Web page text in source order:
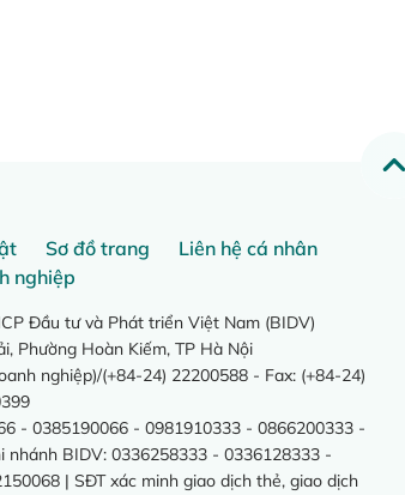
Sơ đồ trang
Liên hệ cá nhân
nghiệp
Đầu tư và Phát triển Việt Nam (BIDV)
Phường Hoàn Kiếm, TP Hà Nội
nghiệp)/(+84-24) 22200588 - Fax: (+84-24)
- 0385190066 - 0981910333 - 0866200333 -
BIDV: 0336258333 - 0336128333 -
| SĐT xác minh giao dịch thẻ, giao dịch